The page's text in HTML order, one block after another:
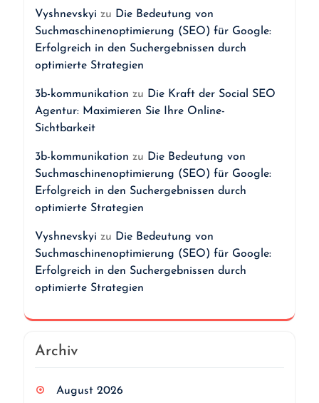
Vyshnevskyi zu Die Bedeutung von
Suchmaschinenoptimierung (SEO) für Google:
Erfolgreich in den Suchergebnissen durch
optimierte Strategien
3b-kommunikation zu Die Kraft der Social SEO
Agentur: Maximieren Sie Ihre Online-
Sichtbarkeit
3b-kommunikation zu Die Bedeutung von
Suchmaschinenoptimierung (SEO) für Google:
Erfolgreich in den Suchergebnissen durch
optimierte Strategien
Vyshnevskyi zu Die Bedeutung von
Suchmaschinenoptimierung (SEO) für Google:
Erfolgreich in den Suchergebnissen durch
optimierte Strategien
Archiv
August 2026